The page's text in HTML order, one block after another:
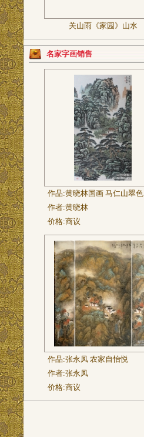
关山雨《家园》山水
名家字画销售
作品:黄晓林国画 马仁山翠色
作者:黄晓林
价格:商议
作品:张永凤 农家自怡悦
作者:张永凤
价格:商议